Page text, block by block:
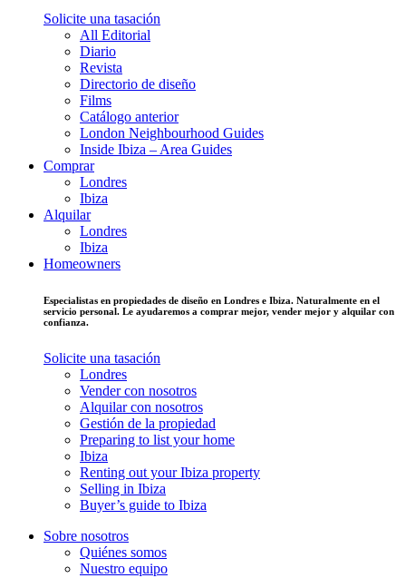
Solicite una tasación
All Editorial
Diario
Revista
Directorio de diseño
Films
Catálogo anterior
London Neighbourhood Guides
Inside Ibiza – Area Guides
Comprar
Londres
Ibiza
Alquilar
Londres
Ibiza
Homeowners
Especialistas en propiedades de diseño en Londres e Ibiza. Naturalmente en el
servicio personal. Le ayudaremos a comprar mejor, vender mejor y alquilar con
confianza.
Solicite una tasación
Londres
Vender con nosotros
Alquilar con nosotros
Gestión de la propiedad
Preparing to list your home
Ibiza
Renting out your Ibiza property
Selling in Ibiza
Buyer’s guide to Ibiza
Sobre nosotros
Quiénes somos
Nuestro equipo